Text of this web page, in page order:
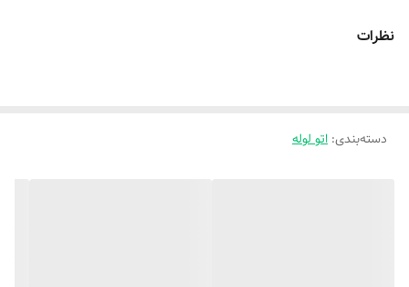
دستگاه را به راحتی برای جوش لوله هایی با جنس‌های مختلف تنظیم کند
- مجهز به عایق بسیار قوی در قسمت اتصال راکت حرارتی به بدنه جهت
نظرات
دسته‌بندی: اتو لوله